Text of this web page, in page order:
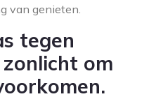
van genieten.
tegen
om